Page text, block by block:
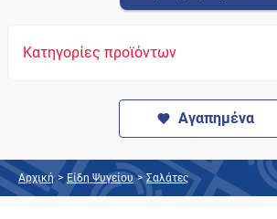
Κατηγορίες προϊόντων
Αγαπημένα
Αρχική > Είδη Ψυγείου > Σαλάτες